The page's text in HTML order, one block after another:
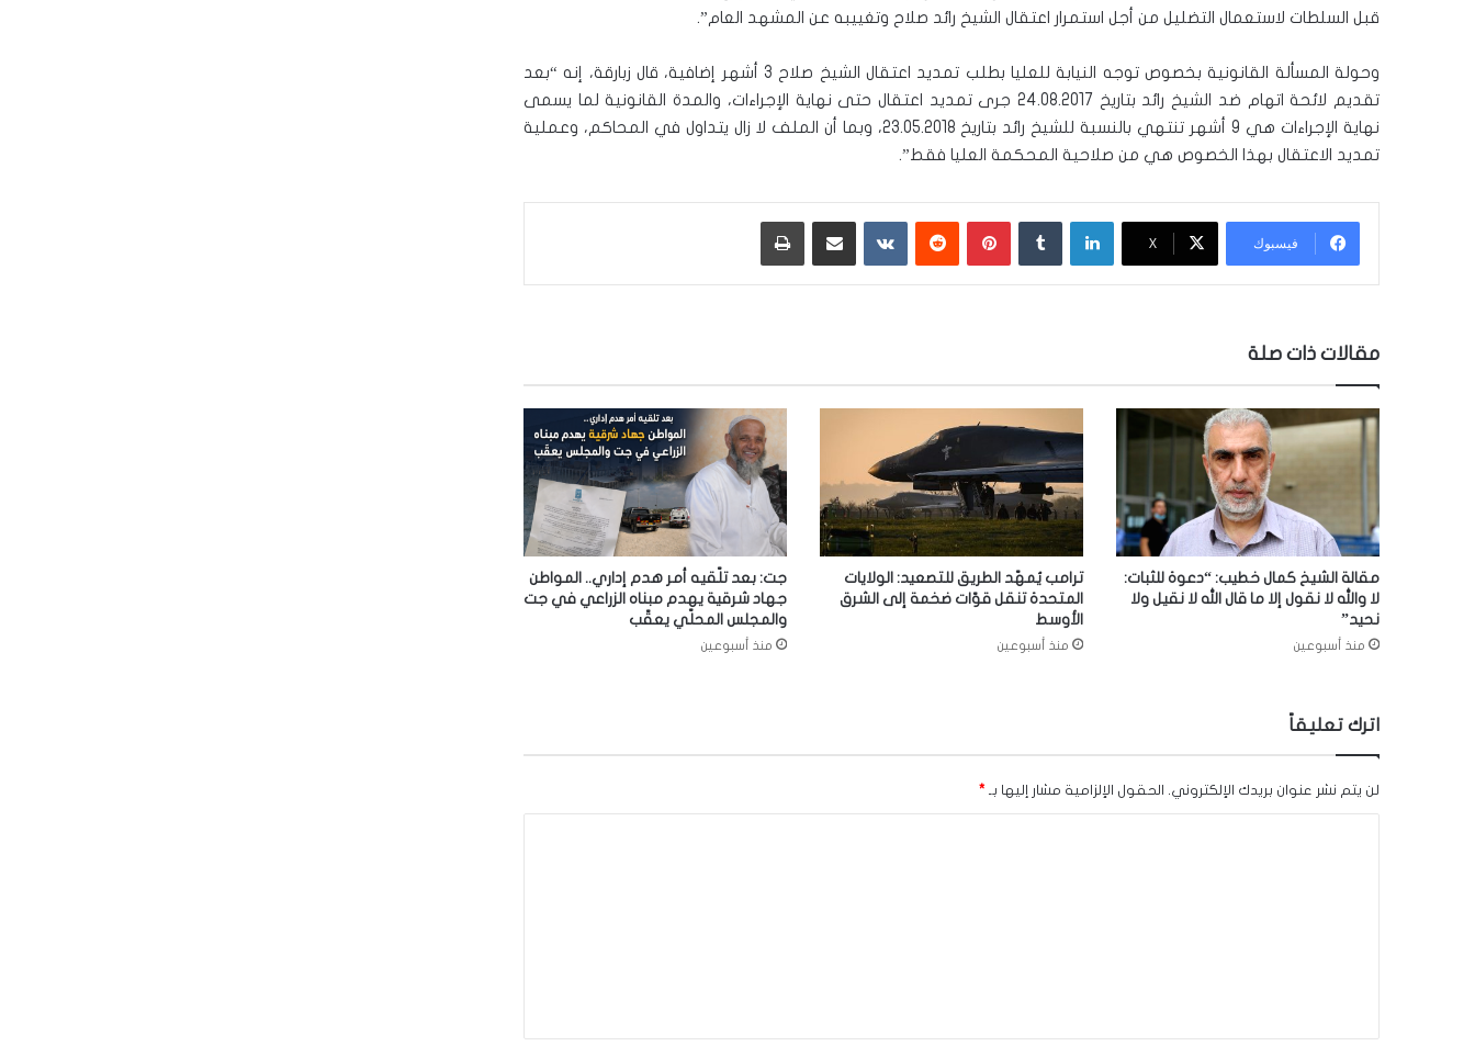
قبل السلطات لاستعمال التضليل من أجل استمرار اعتقال الشيخ رائد صلاح وتغييبه عن المشهد العام”.
وحولة المسألة القانونية بخصوص توجه النيابة للعليا بطلب تمديد اعتقال الشيخ صلاح 3 أشهر إضافية، قال زبارقة، إنه “بعد
تقديم لائحة اتهام ضد الشيخ رائد بتاريخ 24.08.2017 جرى تمديد اعتقال حتى نهاية الإجراءات، والمدة القانونية لما يسمى
نهاية الإجراءات هي 9 أشهر تنتهي بالنسبة للشيخ رائد بتاريخ 23.05.2018، وبما أن الملف لا زال يتداول في المحاكم، وعملية
تمديد الاعتقال بهذا الخصوص هي من صلاحية المحكمة العليا فقط”.
فيسبوك ‫X
لينكدإن بينتيريست ‏VKontakte
مقالات ذات صلة
مقالة الشيخ كمال خطيب: “دعوة للثبات:
لا والله لا نقول إلا ما قال الله لا نقيل ولا
نحيد”
منذ أسبوعين
ترامب يُمهّد الطريق للتصعيد: الولايات
المتحدة تنقل قوّات ضخمة إلى الشرق
الأوسط
منذ أسبوعين
جت: بعد تلّقيه أمر هدم إداري.. المواطن
جهاد شرقية يهدم مبناه الزراعي في جت
والمجلس المحلّي يعقّب
منذ أسبوعين
اترك تعليقاً
لن يتم نشر عنوان بريدك الإلكتروني. الحقول الإلزامية مشار إليها بـ *